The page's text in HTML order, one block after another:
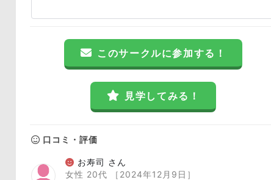
このサークルに参加する！
見学してみる！
口コミ・評価
お寿司 さん
女性 20代
［2024年12月9日］